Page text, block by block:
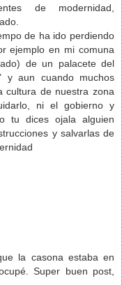
de modernidad,
de ha ido perdiendo
ejemplo en mi comuna
de un palacete del
y aun cuando muchos
cultura de nuestra zona
ni el gobierno y
tu dices ojala alguien
y salvarlas de
la casona estaba en
Super buen post,